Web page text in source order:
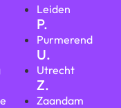
Leiden
P.
Purmerend
U.
Utrecht
Z.
Zaandam